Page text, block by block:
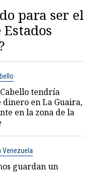
para ser el
tendría
dinero en La Guaira,
en la zona de la
Venezuela
guardan un